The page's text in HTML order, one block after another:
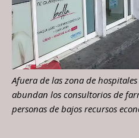
Afuera de las zona de
abundan los consultorios de
personas de bajos recursos